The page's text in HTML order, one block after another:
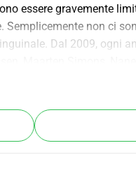
essere gravemente
non ci
Dal 2009, ogni
senza scopo di lucro